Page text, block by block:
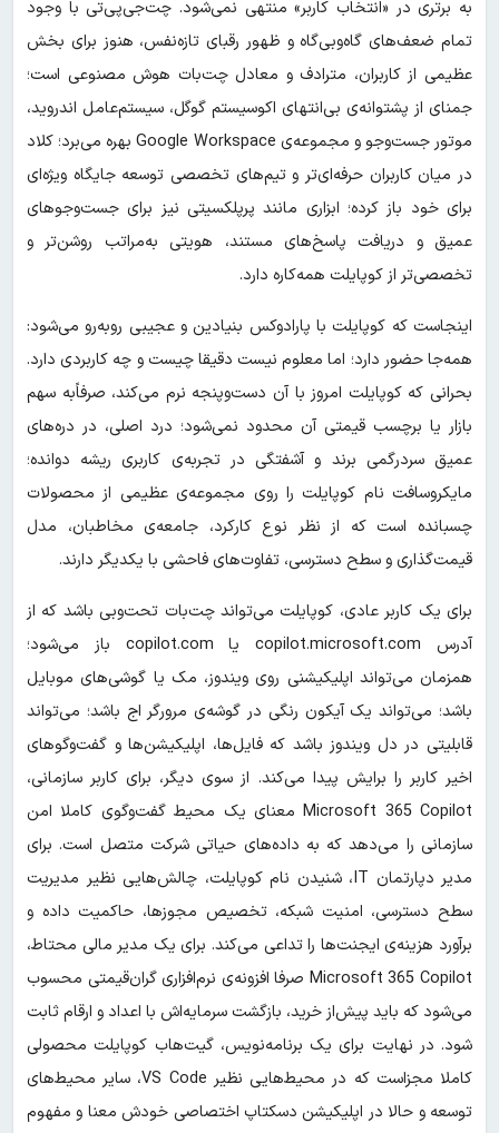
به برتری در «انتخاب کاربر» منتهی نمی‌شود. چت‌جی‌پی‌تی با وجود
تمام ضعف‌های گاه‌وبی‌گاه و ظهور رقبای تازه‌نفس، هنوز برای بخش
عظیمی از کاربران، مترادف و معادل چت‌بات هوش مصنوعی است؛
جمنای از پشتوانه‌ی بی‌انتهای اکوسیستم گوگل، سیستم‌عامل اندروید،
موتور جست‌وجو و مجموعه‌ی Google Workspace بهره می‌برد؛ کلاد
در میان کاربران حرفه‌ای‌تر و تیم‌های تخصصی توسعه جایگاه ویژه‌ای
برای خود باز کرده؛ ابزاری مانند پرپلکسیتی نیز برای جست‌وجوهای
عمیق و دریافت پاسخ‌های مستند، هویتی به‌مراتب روشن‌تر و
تخصصی‌تر از کوپایلت همه‌کاره دارد.
اینجاست که کوپایلت با پارادوکس بنیادین و عجیبی روبه‌رو می‌شود:
همه‌جا حضور دارد؛ اما معلوم نیست دقیقا چیست و چه کاربردی دارد.
بحرانی که کوپایلت امروز با آن دست‌وپنجه نرم می‌کند، صرفاًبه سهم
بازار یا برچسب قیمتی آن محدود نمی‌شود؛ درد اصلی، در دره‌های
عمیق سردرگمی برند و آشفتگی در تجربه‌ی کاربری ریشه دوانده؛
مایکروسافت نام کوپایلت را روی مجموعه‌ی عظیمی از محصولات
چسبانده است که از نظر نوع کارکرد، جامعه‌ی مخاطبان، مدل
قیمت‌گذاری و سطح دسترسی، تفاوت‌های فاحشی با یکدیگر دارند.
برای یک کاربر عادی، کوپایلت می‌تواند چت‌بات تحت‌وبی باشد که از
آدرس copilot.microsoft.com یا copilot.com باز می‌شود؛
همزمان می‌تواند اپلیکیشنی روی ویندوز، مک یا گوشی‌های موبایل
باشد؛ می‌تواند یک آیکون رنگی در گوشه‌ی مرورگر اج باشد؛ می‌تواند
قابلیتی در دل ویندوز باشد که فایل‌ها، اپلیکیشن‌ها و گفت‌وگوهای
اخیر کاربر را برایش پیدا می‌کند. از سوی دیگر، برای کاربر سازمانی،
Microsoft 365 Copilot معنای یک محیط گفت‌وگوی کاملا امن
سازمانی را می‌دهد که به داده‌های حیاتی شرکت متصل است. برای
مدیر دپارتمان IT، شنیدن نام کوپایلت، چالش‌هایی نظیر مدیریت
سطح دسترسی، امنیت شبکه‌، تخصیص مجوزها، حاکمیت داده و
برآورد هزینه‌ی ایجنت‌ها را تداعی می‌کند. برای یک مدیر مالی محتاط،
Microsoft 365 Copilot صرفا افزونه‌ی نرم‌افزاری گران‌قیمتی محسوب
می‌شود که باید پیش‌از خرید، بازگشت سرمایه‌اش با اعداد و ارقام ثابت
شود. در نهایت برای یک برنامه‌نویس، گیت‌هاب کوپایلت محصولی
کاملا مجزاست که در محیط‌هایی نظیر VS Code، سایر محیط‌های
توسعه و حالا در اپلیکیشن دسکتاپ اختصاصی خودش معنا و مفهوم